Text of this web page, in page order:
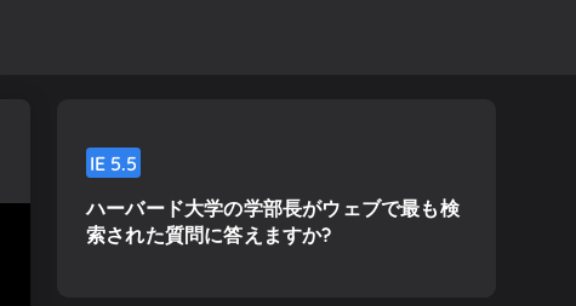
IE 5.5
ハーバード大学の学部長がウェブで最も検
索された質問に答えますか?